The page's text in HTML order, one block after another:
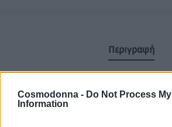
Cosmodonna - Do Not Process
Information
Περιγραφή
Conditioner καθημερινής χρήσης